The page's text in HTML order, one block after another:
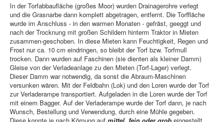
In der Torfabbaufläche (großes Moor) wurden Drainagerohre verlegt
und die Grasnarbe dann komplett abgetragen, entfernt. Die Torffläche
wurde im Anschluss - in den warmen Monaten - gefräst, geeggt und
nach der Trocknung mit großen Schildern hinterm Traktor in Mieten
zusammen-geschoben. In diese Mieten kann Feuchtigkeit, Regen und
Frost nur ca. 10 cm eindringen, so bleibt der Torf bzw. Torfmull
trocken. Dann wurden auf Faschinen (sie dienten als kleiner Damm)
Gleise von der Verladeanlage zu den Mieten (Torf-Lager) verlegt.
Dieser Damm war notwendig, da sonst die Abraum-Maschinen
versunken wären. Mit der Feldbahn (Lok) und den Loren wurde der Torf
zur Verladerampe transportiert. Aufgeladen in die Loren wurde der Torf
mit einem Bagger. Auf der Verladerampe wurde der Torf dann, je nach
Wunsch, Bestellung und Verwendung, durch eine Mühle gegeben.
Diese konnte je nach Körnung auf mittel, fein oder grob eingestellt